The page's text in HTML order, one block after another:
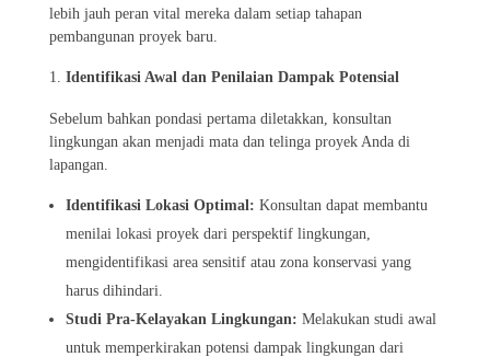
lebih jauh peran vital mereka dalam setiap tahapan
pembangunan proyek baru.
Identifikasi Awal dan Penilaian Dampak Potensial
Sebelum bahkan pondasi pertama diletakkan, konsultan
lingkungan akan menjadi mata dan telinga proyek Anda di
lapangan.
Identifikasi Lokasi Optimal: Konsultan dapat membantu
menilai lokasi proyek dari perspektif lingkungan,
mengidentifikasi area sensitif atau zona konservasi yang
harus dihindari.
Studi Pra-Kelayakan Lingkungan: Melakukan studi awal
untuk memperkirakan potensi dampak lingkungan dari